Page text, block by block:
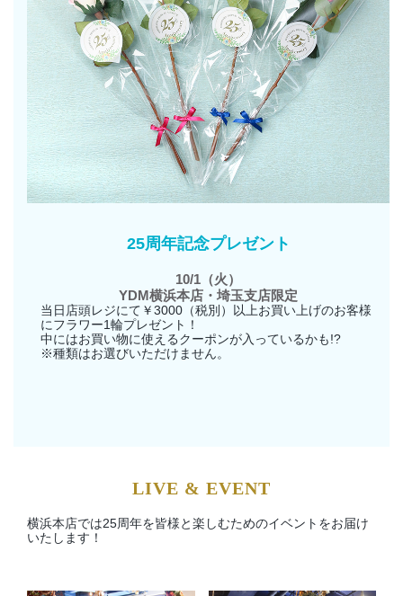
25周年記念プレゼント
10/1（火）
YDM横浜本店・埼玉支店限定
当日店頭レジにて￥3000（税別）以上お買い上げのお客様
にフラワー1輪プレゼント！
中にはお買い物に使えるクーポンが入っているかも!?
※種類はお選びいただけません。
LIVE & EVENT
横浜本店では25周年を皆様と楽しむためのイベントをお届け
いたします！